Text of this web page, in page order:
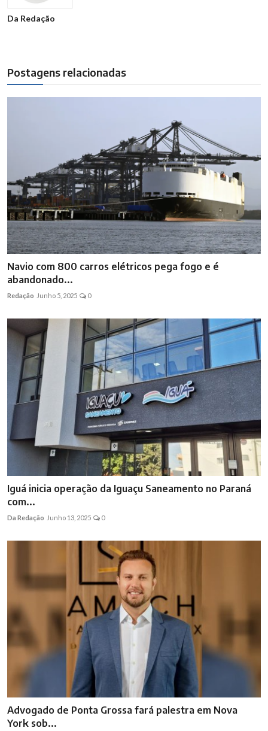
Da Redação
Postagens relacionadas
Navio com 800 carros elétricos pega fogo e é
abandonado...
Redação Junho 5, 2025 0
Iguá inicia operação da Iguaçu Saneamento no Paraná
com...
Da Redação Junho 13, 2025 0
Advogado de Ponta Grossa fará palestra em Nova
York sob...